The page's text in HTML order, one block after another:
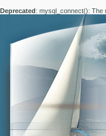
Deprecated: mysql_connect(): The